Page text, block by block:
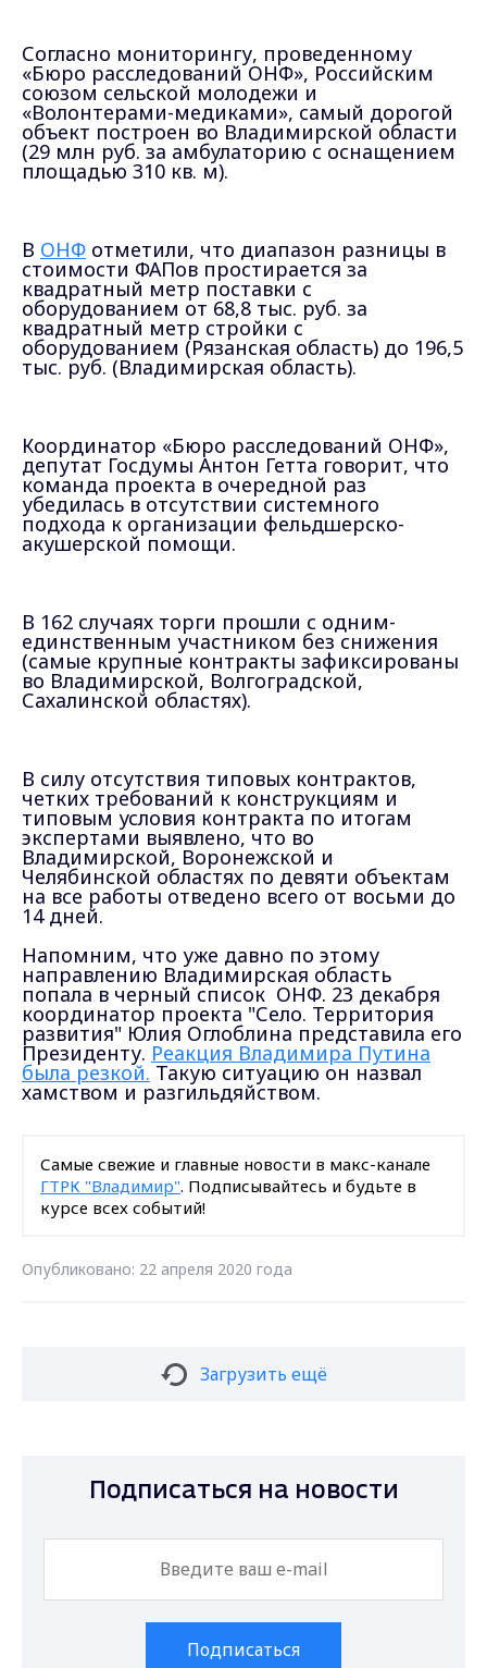
Согласно мониторингу, проведенному
«Бюро расследований ОНФ», Российским
союзом сельской молодежи и
«Волонтерами-медиками», самый дорогой
объект построен во Владимирской области
(29 млн руб. за амбулаторию с оснащением
площадью 310 кв. м).
В ОНФ отметили, что диапазон разницы в
стоимости ФАПов простирается за
квадратный метр поставки с
оборудованием от 68,8 тыс. руб. за
квадратный метр стройки с
оборудованием (Рязанская область) до 196,5
тыс. руб. (Владимирская область).
Координатор «Бюро расследований ОНФ»,
депутат Госдумы Антон Гетта говорит, что
команда проекта в очередной раз
убедилась в отсутствии системного
подхода к организации фельдшерско-
акушерской помощи.
В 162 случаях торги прошли с одним-
единственным участником без снижения
(самые крупные контракты зафиксированы
во Владимирской, Волгоградской,
Сахалинской областях).
В силу отсутствия типовых контрактов,
четких требований к конструкциям и
типовым условия контракта по итогам
экспертами выявлено, что во
Владимирской, Воронежской и
Челябинской областях по девяти объектам
на все работы отведено всего от восьми до
14 дней.
Напомним, что уже давно по этому
направлению Владимирская область
попала в черный список ОНФ. 23 декабря
координатор проекта "Село. Территория
развития" Юлия Оглоблина представила его
Президенту. Реакция Владимира Путина
была резкой. Такую ситуацию он назвал
хамством и разгильдяйством.
Самые свежие и главные новости в макс-канале
ГТРК "Владимир". Подписывайтесь и будьте в
курсе всех событий!
Опубликовано: 22 апреля 2020 года
Загрузить ещё
Подписаться на новости
Подписаться